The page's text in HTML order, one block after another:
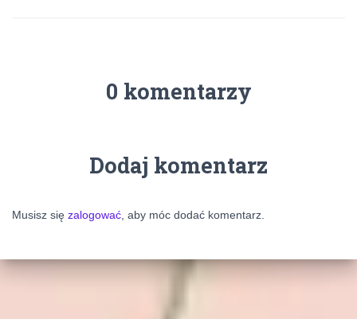
0 komentarzy
Dodaj komentarz
Musisz się zalogować , aby móc dodać komentarz.